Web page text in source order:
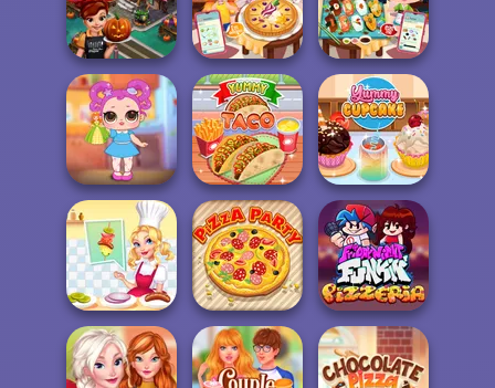
Tasty Drop Whats For Dinner FNAF Burger
Cooking Fast
Halloween
Grandma Recipe
Apple Pie
Grandma Recipe
Nigiri Sushi
Baby Holly
Feeding Time
Yummy Taco Yummy Cupcake